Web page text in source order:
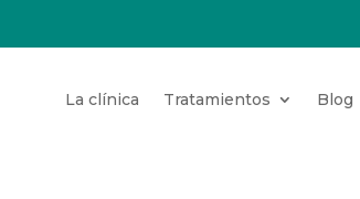
La clínica Tratamientos Blog